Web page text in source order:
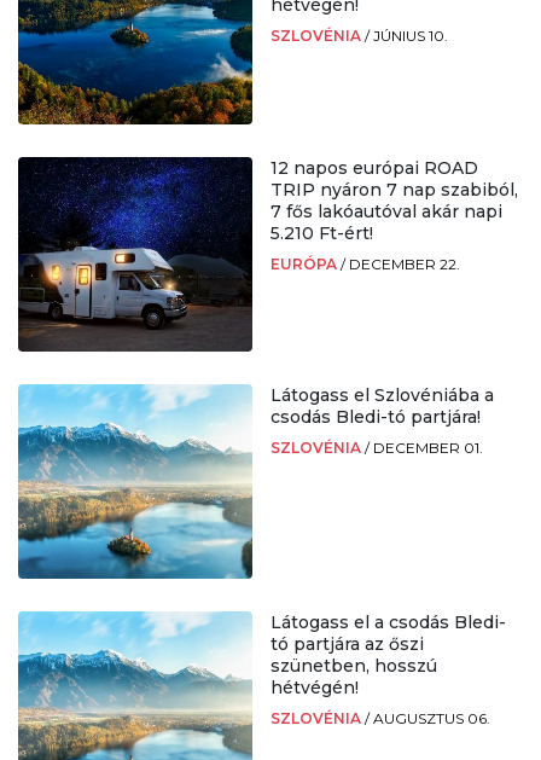
hétvégén!
SZLOVÉNIA /JÚNIUS 10.
12 napos európai ROAD
TRIP nyáron 7 nap szabiból,
7 fős lakóautóval akár napi
5.210 Ft-ért!
EURÓPA / DECEMBER 22.
Látogass el Szlovéniába a
csodás Bledi-tó partjára!
SZLOVÉNIA / DECEMBER 01.
Látogass el a csodás Bledi-
tó partjára az őszi
szünetben, hosszú
hétvégén!
SZLOVÉNIA /AUGUSZTUS 06.